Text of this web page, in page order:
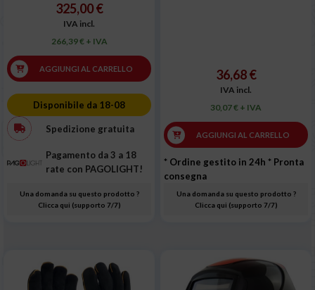
325,00 €
IVA incl.
266,39 € + IVA
AGGIUNGI AL CARRELLO
Disponibile da 18-08
Spedizione gratuita
Pagamento da 3 a 18
rate con PAGOLIGHT!
Una domanda su questo prodotto ?
Clicca qui (supporto 7/7)
36,68 €
IVA incl.
30,07 € + IVA
AGGIUNGI AL CARRELLO
* Ordine gestito in 24h * Pronta
consegna
Una domanda su questo prodotto ?
Clicca qui (supporto 7/7)